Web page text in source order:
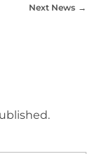
Next News